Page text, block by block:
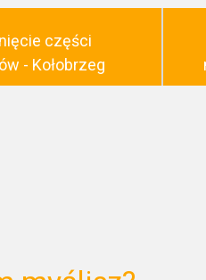
części
- Kołobrzeg